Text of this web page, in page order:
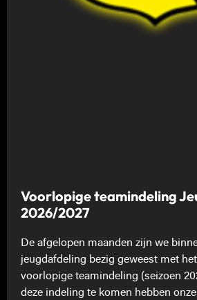
Voorlopige teamindeling
2026/2027
De afgelopen maanden zijn we
jeugdafdeling bezig geweest met
voorlopige teamindeling (seizoen
deze indeling te komen hebben